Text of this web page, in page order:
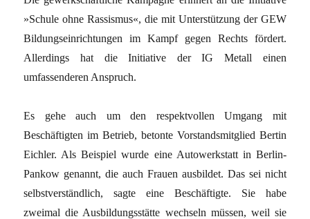
»Schule ohne Rassismus«, die mit Unterstützung der GEW
Bildungseinrichtungen im Kampf gegen Rechts fördert.
Allerdings hat die Initiative der IG Metall einen
umfassenderen Anspruch.
Es gehe auch um den respektvollen Umgang mit
Beschäftigten im Betrieb, betonte Vorstandsmitglied Bertin
Eichler. Als Beispiel wurde eine Autowerkstatt in Berlin-
Pankow genannt, die auch Frauen ausbildet. Das sei nicht
selbstverständlich, sagte eine Beschäftigte. Sie habe
zweimal die Ausbildungsstätte wechseln müssen, weil sie